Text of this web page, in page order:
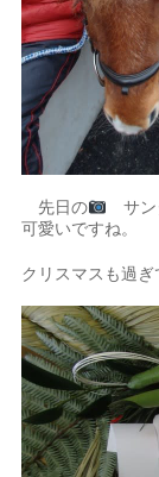
先日の
サン
可愛いですね。
クリスマスも過ぎ